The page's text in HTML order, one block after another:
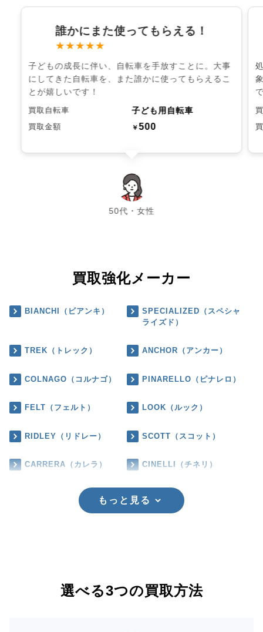
誰かにまた使ってもらえる！
★★★★★
子どもの成長に伴い、自転車を手放すことに。大事
にしてきた自転車を、また誰かに使ってもらえるこ
とが嬉しいです！
買取自転車 子ども用自転車
買取金額 ￥500
50代・女性
chevron_left chevron_right
買取強化メーカー
BIANCHI（ビアンキ）
SPECIALIZED（スペシャ
ライズド）
TREK（トレック） ANCHOR（アンカー）
COLNAGO（コルナゴ） PINARELLO（ピナレロ）
FELT（フェルト） LOOK（ルック）
RIDLEY（リドレー） SCOTT（スコット）
CARRERA（カレラ） CINELLI（チネリ）
もっと見る
選べる3つの買取方法